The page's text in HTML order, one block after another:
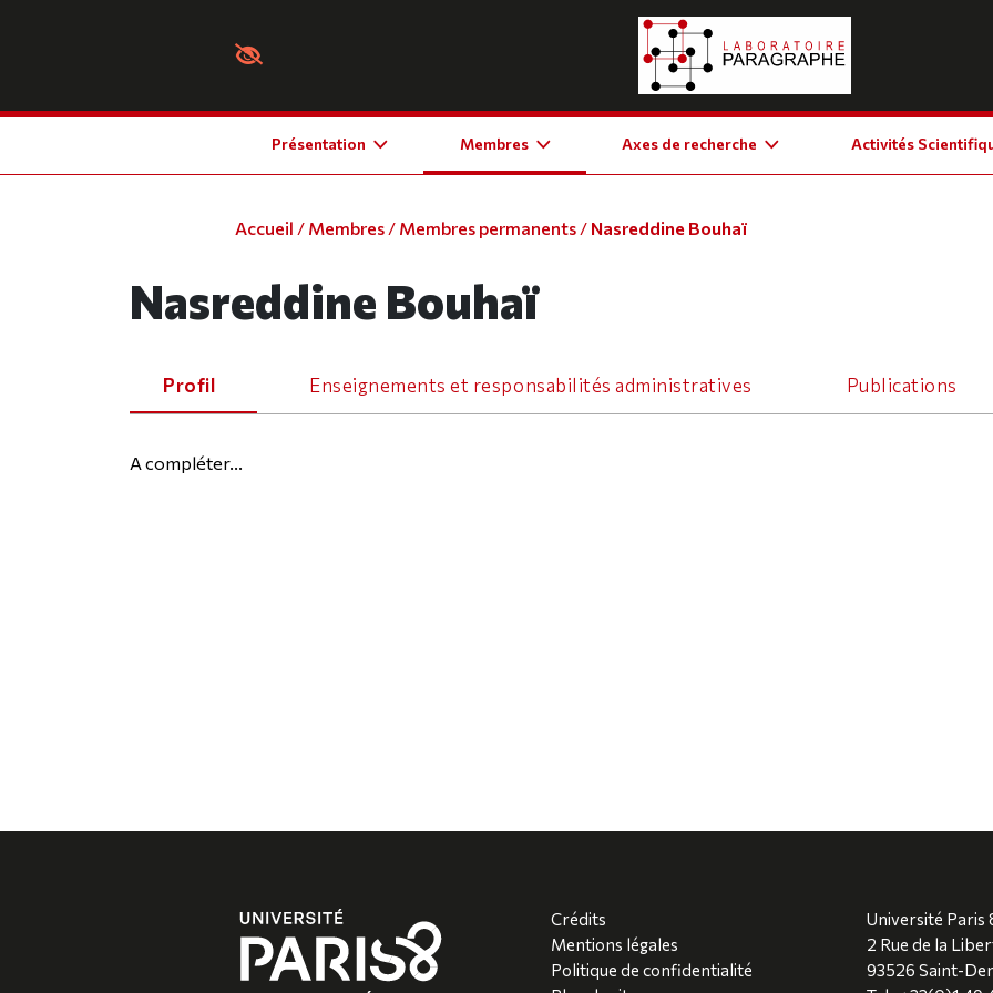
Présentation Membres Axes de recherche Activités
Accueil / Membres / Membres permanents / Nasreddine Bouhaï
Nasreddine Bouhaï
Profil Enseignements et responsabilités administratives Publications
A compléter...
Crédits
Mentions légales
Politique de confidentialité
Université Paris
2 Rue de la
93526 Saint-